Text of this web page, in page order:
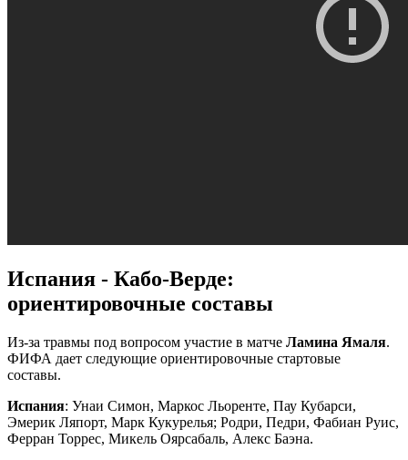
Испания - Кабо-Верде:
ориентировочные составы
Из-за травмы под вопросом участие в матче Ламина Ямаля.
ФИФА дает следующие ориентировочные стартовые
составы.
Испания: Унаи Симон, Маркос Льоренте, Пау Кубарси,
Эмерик Ляпорт, Марк Кукурелья; Родри, Педри, Фабиан Руис,
Ферран Торрес, Микель Оярсабаль, Алекс Баэна.